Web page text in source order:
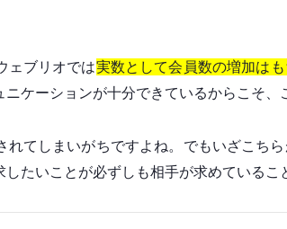
ェブリオでは実数として会員数の増加は
ケーションが十分できているからこそ、
れてしまいがちですよね。でもいざこち
たいことが必ずしも相手が求めているこ